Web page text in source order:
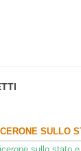
SULLO